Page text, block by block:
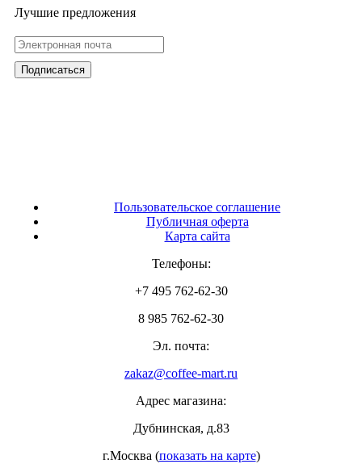
Лучшие предложения
Пользовательское соглашение
Публичная оферта
Карта сайта
Телефоны:
+7 495 762-62-30
8 985 762-62-30
Эл. почта:
zakaz@coffee-mart.ru
Адрес магазина:
Дубнинская, д.83
г.Москва (показать на карте)